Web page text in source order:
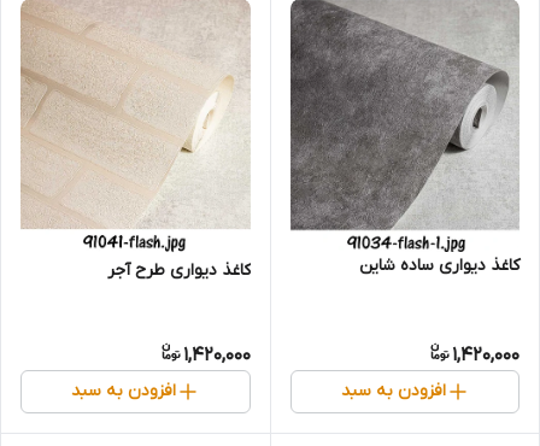
کاغذ دیواری ساده شاین
1,420,000
افزودن به سبد
کاغذ دیواری طرح آجر
1,420,000
افزودن به سبد